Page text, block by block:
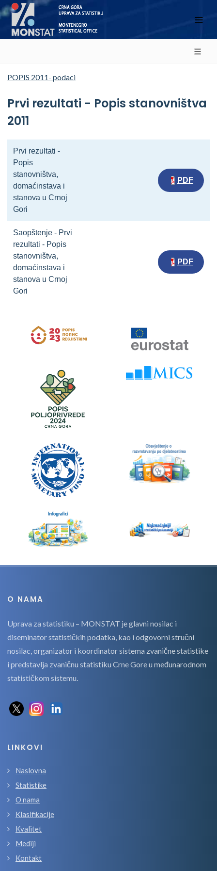
POPIS 2011- podaci
Prvi rezultati - Popis stanovništva
2011
Prvi rezultati -
Popis
stanovništva,
domaćinstava i
stanova u Crnoj
Gori
PDF
Saopštenje - Prvi
rezultati - Popis
stanovništva,
domaćinstava i
stanova u Crnoj
Gori
PDF
O NAMA
Uprava za statistiku – MONSTAT je glavni nosilac i
diseminator statističkih podatka, kao i odgovorni stručni
nosilac, organizator i koordinator sistema zvanične statistike
i predstavlja zvaničnu statistiku Crne Gore u međunarodnom
statističkom sistemu.
LINKOVI
Naslovna
Statistike
O nama
Klasifikacije
Kvalitet
Mediji
Kontakt